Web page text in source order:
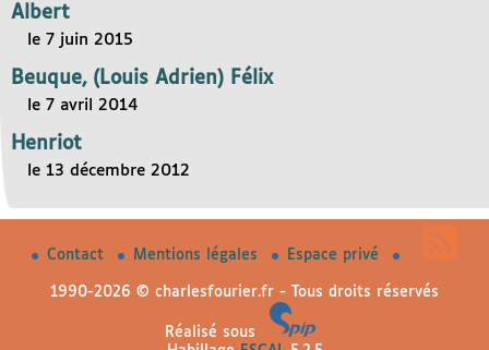
Albert
le 7 juin 2015
Beuque, (Louis Adrien) Félix
le 7 avril 2014
Henriot
le 13 décembre 2012
Contact Mentions légales Espace privé
1990-2026 © charlesfourier.fr - Tous droits réservés
Réalisé sous